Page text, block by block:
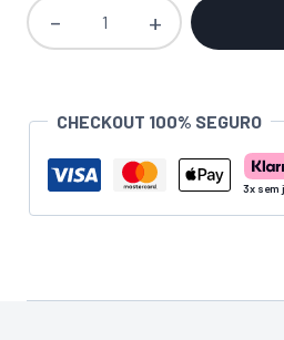
Quantidade
DECOFLAIR
390mm
CHECKOUT 100% SEGURO